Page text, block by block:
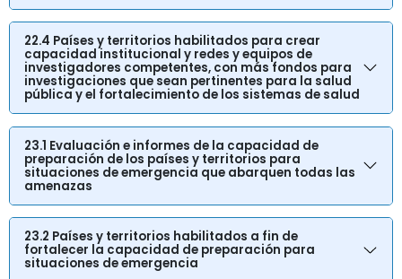
22.4 Países y territorios habilitados para crear
capacidad institucional y redes y equipos de
investigadores competentes, con más fondos para
investigaciones que sean pertinentes para la salud
pública y el fortalecimiento de los sistemas de salud
23.1 Evaluación e informes de la capacidad de
preparación de los países y territorios para
situaciones de emergencia que abarquen todas las
amenazas
23.2 Países y territorios habilitados a fin de
fortalecer la capacidad de preparación para
situaciones de emergencia